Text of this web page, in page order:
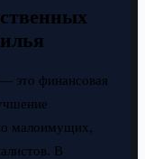
это финансовая
малоимущих,
В